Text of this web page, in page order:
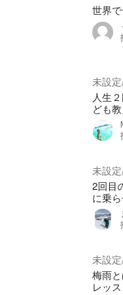
世界
未設定
人生
ども
未設定
2回目
に乗
未設定
梅雨
レッ